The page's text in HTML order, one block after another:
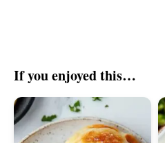
If you enjoyed this…